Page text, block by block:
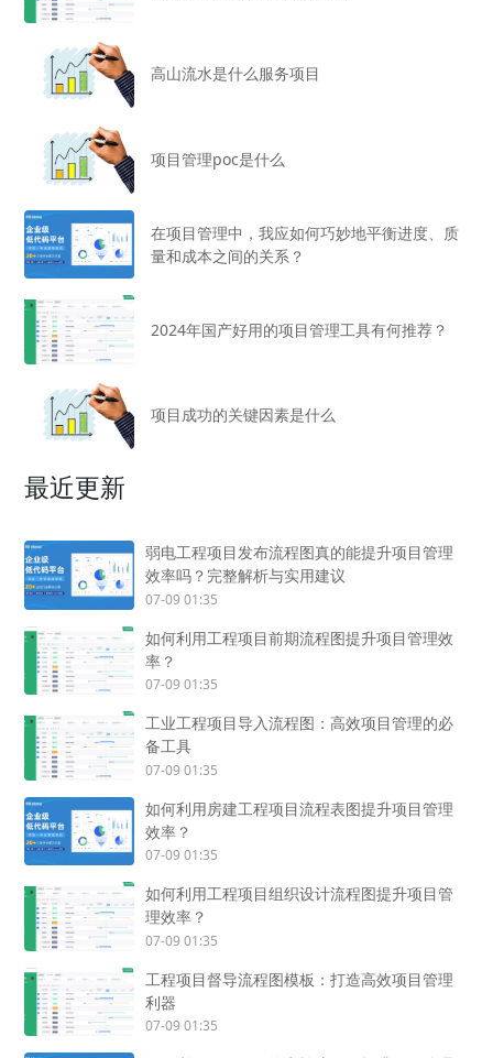
高山流水是什么服务项目
项目管理poc是什么
在项目管理中，我应如何巧妙地平衡进度、质
量和成本之间的关系？
2024年国产好用的项目管理工具有何推荐？
项目成功的关键因素是什么
最近更新
弱电工程项目发布流程图真的能提升项目管理
效率吗？完整解析与实用建议
07-09 01:35
如何利用工程项目前期流程图提升项目管理效
率？
07-09 01:35
工业工程项目导入流程图：高效项目管理的必
备工具
07-09 01:35
如何利用房建工程项目流程表图提升项目管理
效率？
07-09 01:35
如何利用工程项目组织设计流程图提升项目管
理效率？
07-09 01:35
工程项目督导流程图模板：打造高效项目管理
利器
07-09 01:35